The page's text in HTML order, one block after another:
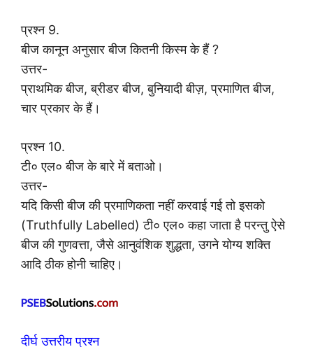
प्रश्न 9.
बीज कानून अनुसार बीज कितनी किस्म के हैं ?
उत्तर-
प्राथमिक बीज, ब्रीडर बीज, बुनियादी बीज़, प्रमाणित बीज,
चार प्रकार के हैं।
प्रश्न 10.
टी० एल० बीज के बारे में बताओ।
उत्तर-
यदि किसी बीज की प्रमाणिकता नहीं करवाई गई तो इसको
(Truthfully Labelled) टी० एल० कहा जाता है परन्तु ऐसे
बीज की गुणवत्ता, जैसे आनुवंशिक शुद्धता, उगने योग्य शक्ति
आदि ठीक होनी चाहिए।
दीर्घ उत्तरीय प्रश्न